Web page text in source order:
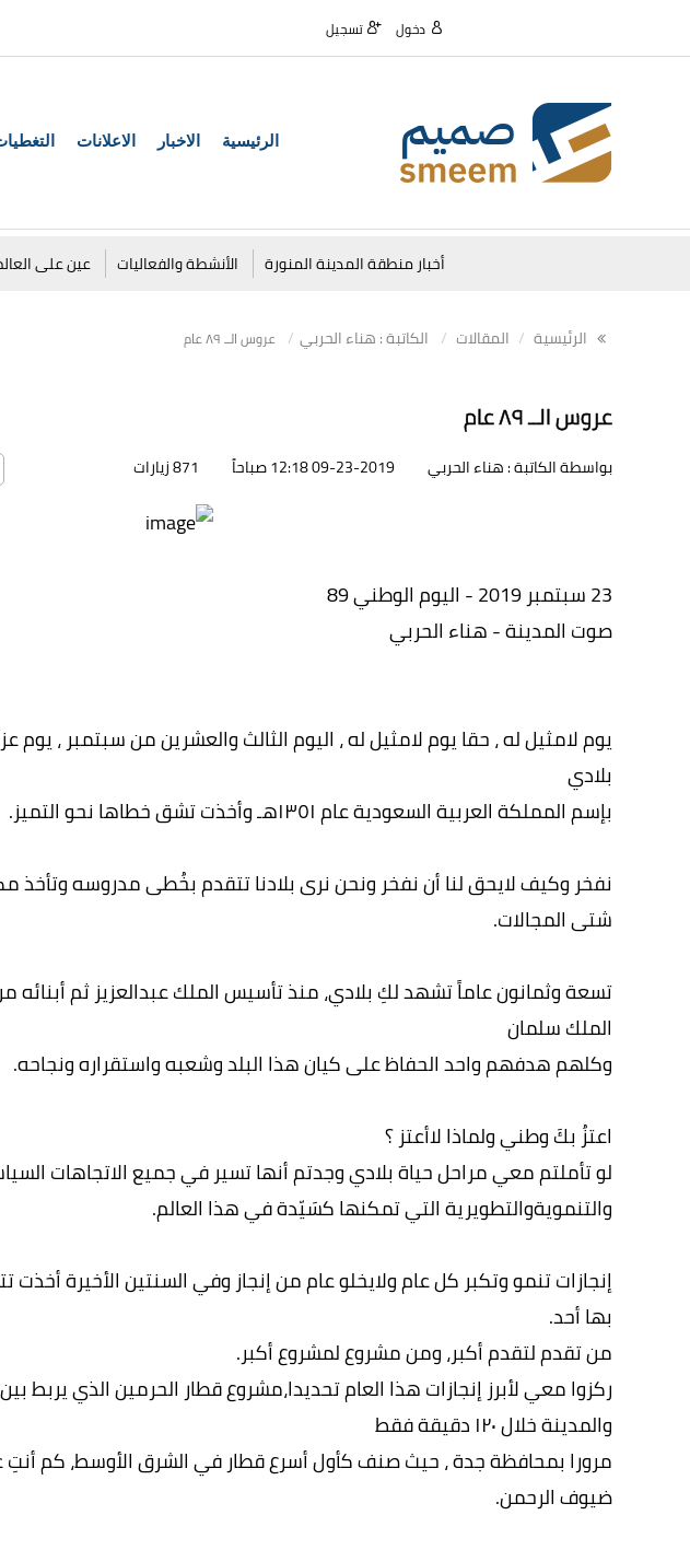
دخول تسجيل
الرئيسية الاخبار الاعلانات
أخبار منطقة المدينة المنورة الأنشطة والفعاليات عين على
الرئيسية المقالات الكاتبة : هناء الحربي عروس الــ ٨٩ عام
عروس الــ ٨٩ عام
بواسطة الكاتبة : هناء الحربي 09-23-2019 12:18 صباحاً 871 زيارات
23 سبتمبر 2019 - اليوم الوطني 89
صوت المدينة - هناء الحربي
يوم لامثيل له ، حقا يوم لامثيل له ، اليوم الثالث والعشرين من سبتمبر ،
بلادي
بإسم المملكة العربية السعودية عام ١٣٥١هـ وأخذت تشق خطاها نحو التميز.
نفخر وكيف لايحق لنا أن نفخر ونحن نرى بلادنا تتقدم بخُطى مدروسه وتأخذ
شتى المجالات.
تسعة وثمانون عاماً تشهد لكِ بلادي، منذ تأسيس الملك عبدالعزيز ثم
الملك سلمان
وكلهم هدفهم واحد الحفاظ على كيان هذا البلد وشعبه واستقراره ونجاحه.
اعتزُ بكَ وطني ولماذا لاأعتز ؟
لو تأملتم معي مراحل حياة بلادي وجدتم أنها تسير في جميع الاتجاهات
والتنمويةوالتطويرية التي تمكنها كسَيّدة في هذا العالم.
إنجازات تنمو وتكبر كل عام ولايخلو عام من إنجاز وفي السنتين الأخيرة
بها أحد.
من تقدم لتقدم أكبر، ومن مشروع لمشروع أكبر.
ركزوا معي لأبرز إنجازات هذا العام تحديدا،مشروع قطار الحرمين الذي يربط
والمدينة خلال ١٢٠ دقيقة فقط
مرورا بمحافظة جدة ، حيث صنف كأول أسرع قطار في الشرق الأوسط، كم
ضيوف الرحمن.